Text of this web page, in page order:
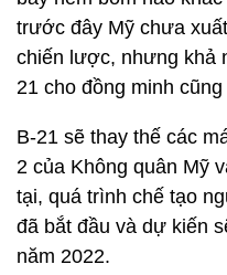
trước đây Mỹ chưa
chiến lược, nhưng khả
21 cho đồng minh
B-21 sẽ thay thế các
2 của Không quân Mỹ
tại, quá trình chế tạo
đã bắt đầu và dự kiến
năm 2022.